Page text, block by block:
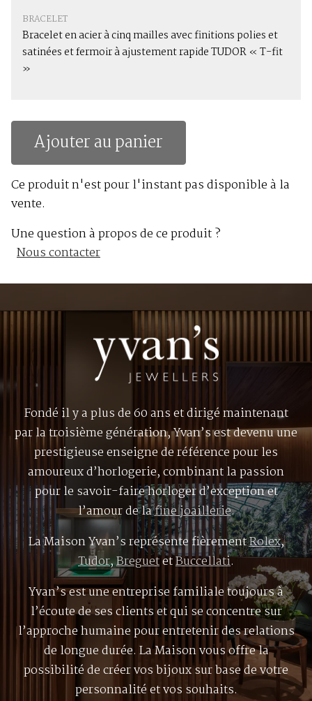
BRACELET
Bracelet en acier à cinq mailles avec finitions polies et
satinées et fermoir à ajustement rapide TUDOR « T-fit
»
Ajouter au panier
Ce produit n'est pour l'instant pas disponible à la
vente.
Une question à propos de ce produit ?
Nous contacter
Fondé il y a plus de 60 ans et dirigé maintenant
par la troisième génération, Yvan’s est devenu une
prestigieuse enseigne de référence pour les
amoureux d’horlogerie, combinant la passion
pour le savoir-faire horloger d’exception et
l’amour de lafine joaillerie.
La Maison Yvan’s représente fièrementRolex,
Tudor,BreguetetBuccellati.
Yvan’s est une entreprise familiale toujours à
l’écoute de ses clients et qui se concentre sur
l’approche humaine pour entretenir des relations
de longue durée. La Maison vous offre la
possibilité de créer vos bijoux sur base de votre
personnalité et vos souhaits.